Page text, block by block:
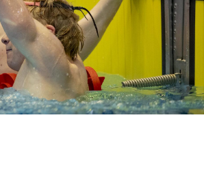
Freiwasserschwimmen
Wasserspringen
Wasserball
Synchronschwimmen
Masterssport